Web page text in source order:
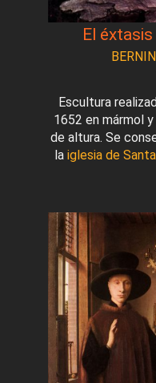
El
Escultura
1652 en mármol
de altura. Se
la iglesia de